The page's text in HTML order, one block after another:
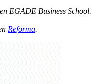
EGADE Business School.
Reforma.